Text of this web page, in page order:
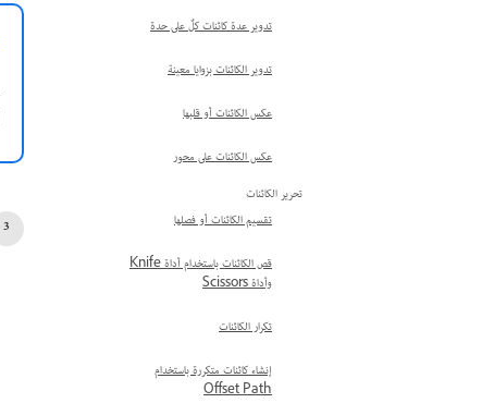
تدوير عدة كائنات كلٌ على حدة
تدوير الكائنات بزوايا معينة
عكس الكائنات أو قلبها
عكس الكائنات على محور
تحرير الكائنات
تقسيم الكائنات أو فصلها
قص الكائنات باستخدام أداة Knife
وأداة Scissors
تكرار الكائنات
إنشاء كائنات متكررة باستخدام
Offset Path